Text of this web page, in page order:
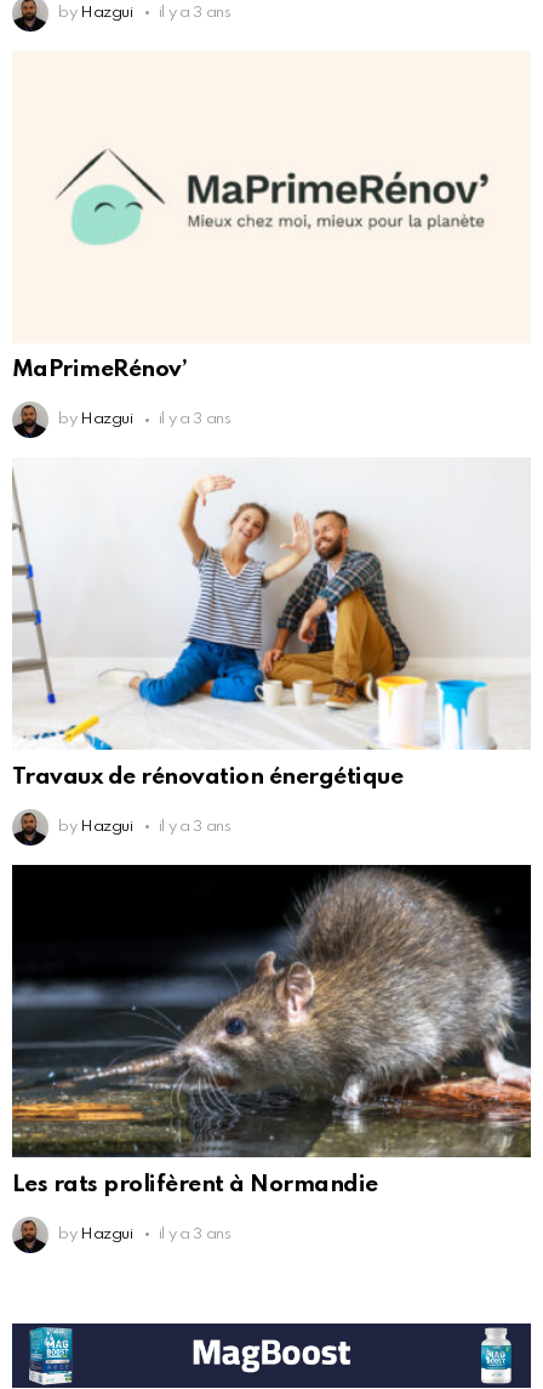
by Hazgui il y a 3 ans
MaPrimeRénov’
by Hazgui il y a 3 ans
Travaux de rénovation énergétique
by Hazgui il y a 3 ans
Les rats prolifèrent à Normandie
by Hazgui il y a 3 ans